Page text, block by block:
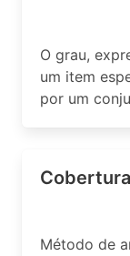
O grau,
um item
por um
Método de